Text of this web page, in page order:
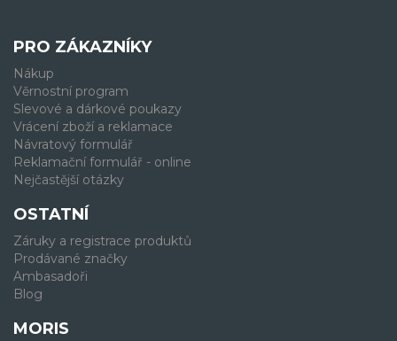
PRO ZÁKAZNÍKY
Nákup
Věrnostní program
Slevové a dárkové poukazy
Vrácení zboží a reklamace
Návratový formulář
Reklamační formulář - online
Nejčastější otázky
OSTATNÍ
Záruky a registrace produktů
Prodávané značky
Ambasadoři
Blog
MORIS